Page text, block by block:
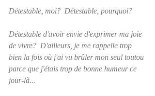
Détestable, moi?  Détestable, pourquoi?
Détestable d'avoir envie d'exprimer ma joie
de vivre?  D'ailleurs, je me rappelle trop
bien la fois où j'ai vu brûler mon seul toutou
parce que j'étais trop de bonne humeur ce
jour-là...